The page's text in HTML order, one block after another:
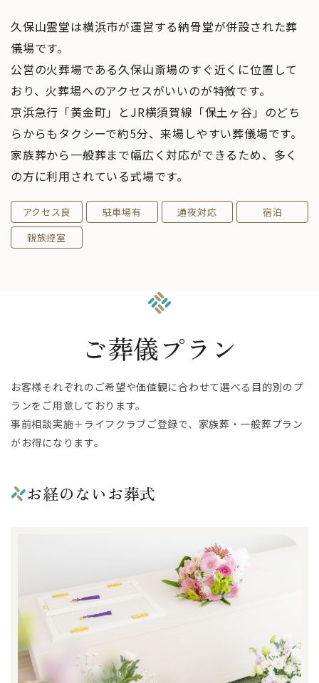
久保山霊堂は横浜市が運営する納骨堂が併設された葬
儀場です。
公営の火葬場である久保山斎場のすぐ近くに位置して
おり、火葬場へのアクセスがいいのが特徴です。
京浜急行「黄金町」とJR横須賀線「保土ヶ谷」のどち
らからもタクシーで約5分、来場しやすい葬儀場です。
家族葬から一般葬まで幅広く対応ができるため、多く
の方に利用されている式場です。
アクセス良 駐車場有 通夜対応
宿泊
親族控室
ご葬儀プラン
お客様それぞれのご希望や価値観に合わせて選べる目的別のプ
ランをご用意しております。
事前相談実施＋ライフクラブご登録で、家族葬・一般葬プラン
がお得になります。
お経のないお葬式